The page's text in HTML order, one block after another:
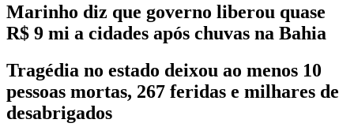
Marinho diz que governo liberou quase
R$ 9 mi a cidades após chuvas na Bahia
Tragédia no estado deixou ao menos 10
pessoas mortas, 267 feridas e milhares de
desabrigados